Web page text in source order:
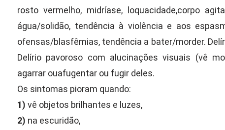
rosto vermelho, midríase, loquacidade,corpo
água/solidão, tendência à violência e aos
ofensas/blasfêmias, tendência a bater/morder.
Delírio pavoroso com alucinações visuais (vê
agarrar ouafugentar ou fugir deles.
Os sintomas pioram quando:
1) vê objetos brilhantes e luzes,
2) na escuridão,